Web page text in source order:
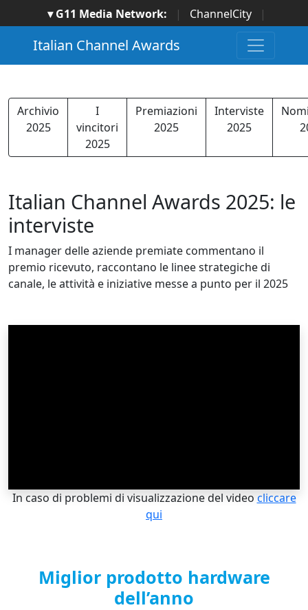
▾ G11 Media Network: | ChannelCity
|
ImpresaCity | SecurityOpenLab | Italian Channel
Awards | Italian Project Awards
Italian Security
Awards | ...
Italian Channel Awards
Archivio
2025
I
vincitori
2025
Premiazioni
2025
Interviste
2025
Italian Channel Awards 2025: le
interviste
I manager delle aziende premiate commentano il
premio ricevuto, raccontano le linee strategiche di
canale, le attività e iniziative messe a punto per il 2025
In caso di problemi di visualizzazione del video cliccare
qui
Miglior prodotto hardware
dell’anno